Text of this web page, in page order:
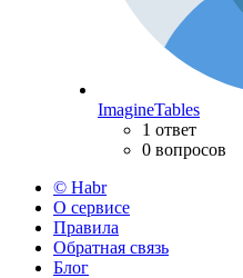
ImagineTables
1 ответ
0 вопросов
© Habr
О сервисе
Правила
Обратная связь
Блог